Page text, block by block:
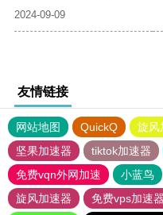
2024-09-09
友情链接
网站地图 QuickQ 旋风
坚果加速器
tiktok加速器
免费vqn外网加速
小蓝鸟
旋风加速器
免费vps加速